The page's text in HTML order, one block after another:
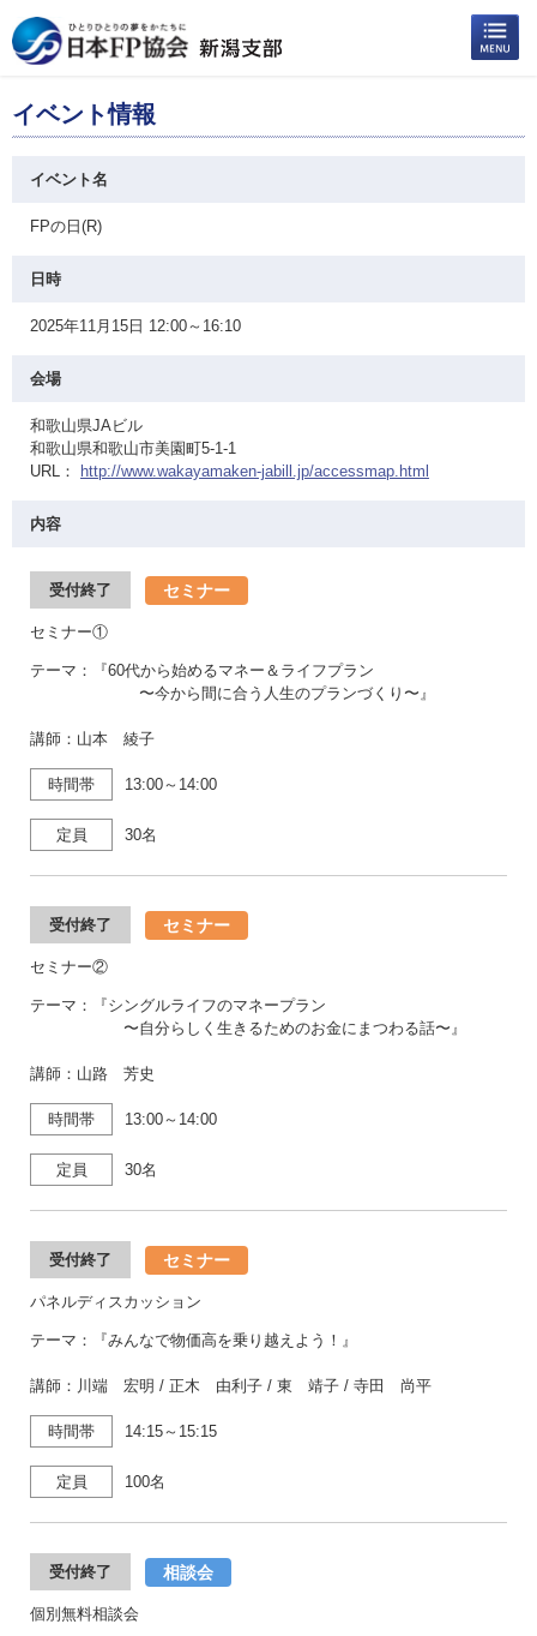
イベント情報
イベント名
FPの日(R)
日時
2025年11月15日 12:00～16:10
会場
和歌山県JAビル
和歌山県和歌山市美園町5-1-1
URL：
http://www.wakayamaken-jabill.jp/accessmap.html
内容
受付終了 セミナー
セミナー①
テーマ：『60代から始めるマネー＆ライフプラン
〜今から間に合う人生のプランづくり〜』
講師：山本 綾子
時間帯 13:00～14:00
定員 30名
受付終了 セミナー
セミナー②
テーマ：『シングルライフのマネープラン
〜自分らしく生きるためのお金にまつわる話〜』
講師：山路 芳史
時間帯 13:00～14:00
定員 30名
受付終了 セミナー
パネルディスカッション
テーマ：『みんなで物価高を乗り越えよう！』
講師：川端 宏明 / 正木 由利子 / 東 靖子 / 寺田 尚平
時間帯 14:15～15:15
定員 100名
受付終了 相談会
個別無料相談会